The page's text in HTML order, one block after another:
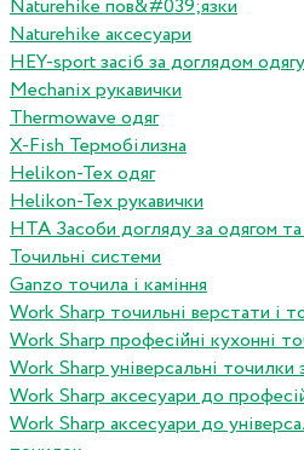
Naturehike пов&#039;язки
Naturehike аксесуари
HEY-sport засіб за доглядом
Mechanix рукавички
Thermowave одяг
X-Fish Термобілизна
Helikon-Tex одяг
Helikon-Tex рукавички
HTA Засоби догляду за одягом
Точильні системи
Ganzo точила і каміння
Work Sharp точильні верстати і
Work Sharp професiйнi кухоннi
Work Sharp унiверсальнi точилки
Work Sharp аксесуари до
Work Sharp аксесуари до